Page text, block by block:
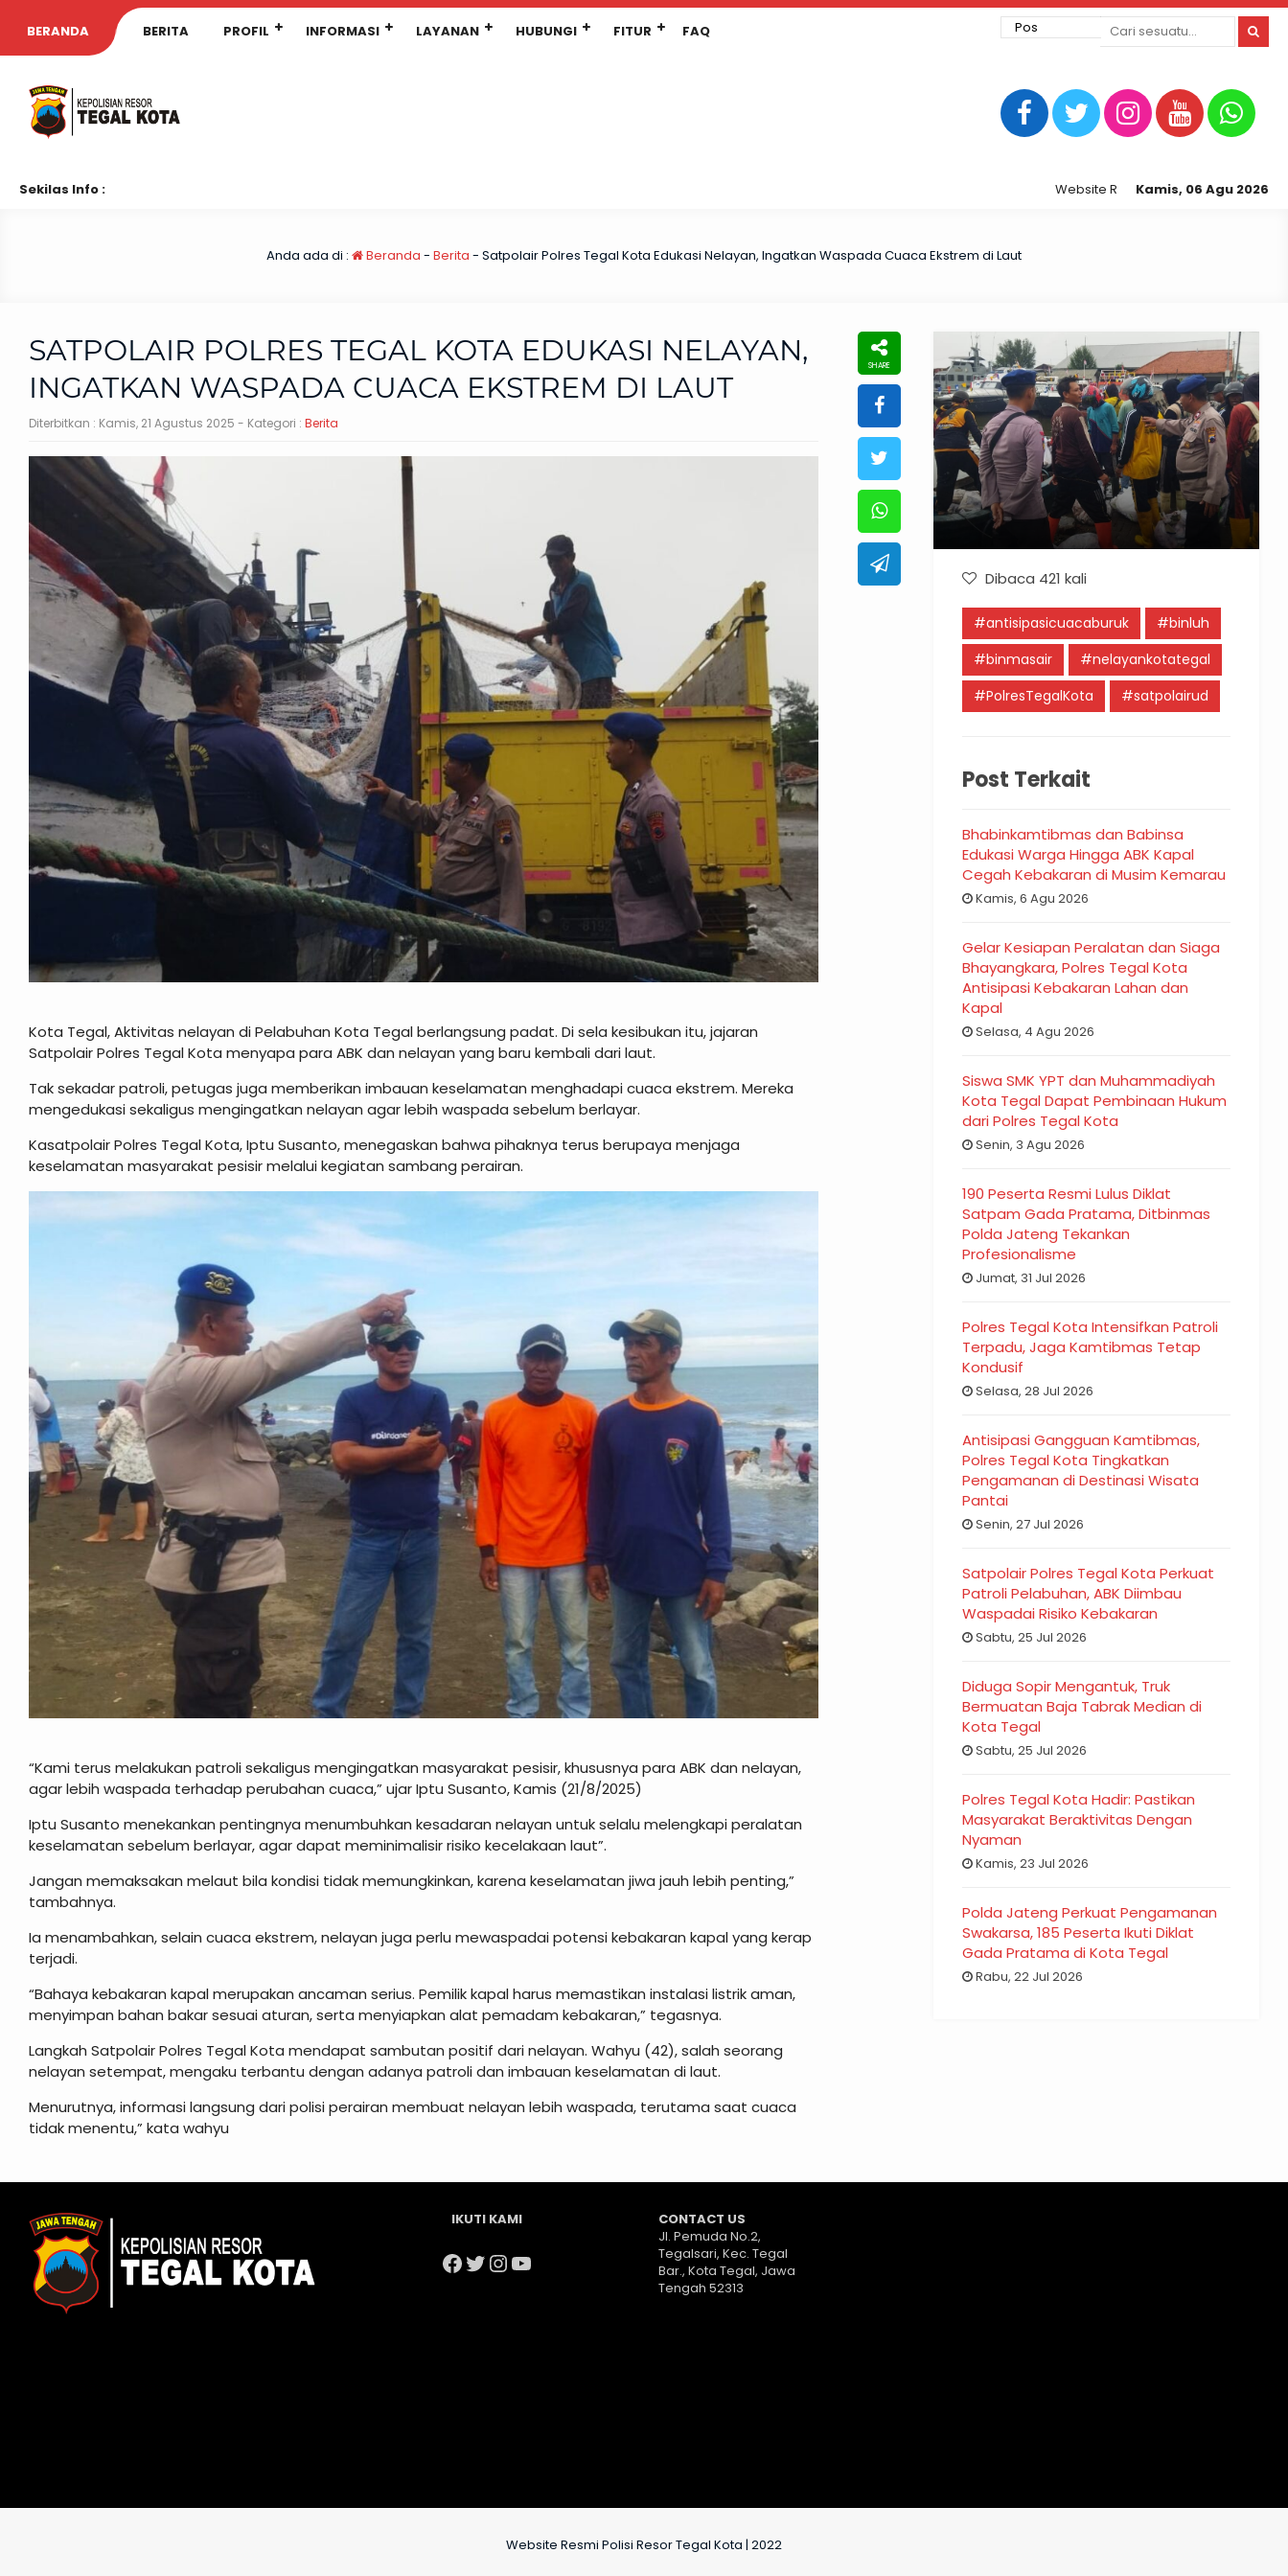
BERANDA BERITA PROFIL INFORMASI LAYANAN HUBUNGI FITUR FAQ
Sekilas Info : Kamis, 06 Agu 2026
Website Resmi Kepolisian Resor Tegal Kota
Anda ada di : Beranda - Berita - Satpolair Polres Tegal Kota Edukasi Nelayan, Ingatkan Waspada Cuaca Ekstrem di Laut
SATPOLAIR POLRES TEGAL KOTA EDUKASI NELAYAN,
INGATKAN WASPADA CUACA EKSTREM DI LAUT
Diterbitkan : Kamis, 21 Agustus 2025 - Kategori : Berita
Kota Tegal, Aktivitas nelayan di Pelabuhan Kota Tegal berlangsung padat. Di sela kesibukan itu, jajaran
Satpolair Polres Tegal Kota menyapa para ABK dan nelayan yang baru kembali dari laut.
Tak sekadar patroli, petugas juga memberikan imbauan keselamatan menghadapi cuaca ekstrem. Mereka
mengedukasi sekaligus mengingatkan nelayan agar lebih waspada sebelum berlayar.
Kasatpolair Polres Tegal Kota, Iptu Susanto, menegaskan bahwa pihaknya terus berupaya menjaga
keselamatan masyarakat pesisir melalui kegiatan sambang perairan.
“Kami terus melakukan patroli sekaligus mengingatkan masyarakat pesisir, khususnya para ABK dan nelayan,
agar lebih waspada terhadap perubahan cuaca,” ujar Iptu Susanto, Kamis (21/8/2025)
Iptu Susanto menekankan pentingnya menumbuhkan kesadaran nelayan untuk selalu melengkapi peralatan
keselamatan sebelum berlayar, agar dapat meminimalisir risiko kecelakaan laut”.
Jangan memaksakan melaut bila kondisi tidak memungkinkan, karena keselamatan jiwa jauh lebih penting,”
tambahnya.
Ia menambahkan, selain cuaca ekstrem, nelayan juga perlu mewaspadai potensi kebakaran kapal yang kerap
terjadi.
“Bahaya kebakaran kapal merupakan ancaman serius. Pemilik kapal harus memastikan instalasi listrik aman,
menyimpan bahan bakar sesuai aturan, serta menyiapkan alat pemadam kebakaran,” tegasnya.
Langkah Satpolair Polres Tegal Kota mendapat sambutan positif dari nelayan. Wahyu (42), salah seorang
nelayan setempat, mengaku terbantu dengan adanya patroli dan imbauan keselamatan di laut.
Menurutnya, informasi langsung dari polisi perairan membuat nelayan lebih waspada, terutama saat cuaca
tidak menentu,” kata wahyu
Dibaca 421 kali
#antisipasicuacaburuk
#binluh
#binmasair
#nelayankotategal
#PolresTegalKota
#satpolairud
Post Terkait
Bhabinkamtibmas dan Babinsa
Edukasi Warga Hingga ABK Kapal
Cegah Kebakaran di Musim Kemarau
Kamis, 6 Agu 2026
Gelar Kesiapan Peralatan dan Siaga
Bhayangkara, Polres Tegal Kota
Antisipasi Kebakaran Lahan dan
Kapal
Selasa, 4 Agu 2026
Siswa SMK YPT dan Muhammadiyah
Kota Tegal Dapat Pembinaan Hukum
dari Polres Tegal Kota
Senin, 3 Agu 2026
190 Peserta Resmi Lulus Diklat
Satpam Gada Pratama, Ditbinmas
Polda Jateng Tekankan
Profesionalisme
Jumat, 31 Jul 2026
Polres Tegal Kota Intensifkan Patroli
Terpadu, Jaga Kamtibmas Tetap
Kondusif
Selasa, 28 Jul 2026
Antisipasi Gangguan Kamtibmas,
Polres Tegal Kota Tingkatkan
Pengamanan di Destinasi Wisata
Pantai
Senin, 27 Jul 2026
Satpolair Polres Tegal Kota Perkuat
Patroli Pelabuhan, ABK Diimbau
Waspadai Risiko Kebakaran
Sabtu, 25 Jul 2026
Diduga Sopir Mengantuk, Truk
Bermuatan Baja Tabrak Median di
Kota Tegal
Sabtu, 25 Jul 2026
Polres Tegal Kota Hadir: Pastikan
Masyarakat Beraktivitas Dengan
Nyaman
Kamis, 23 Jul 2026
Polda Jateng Perkuat Pengamanan
Swakarsa, 185 Peserta Ikuti Diklat
Gada Pratama di Kota Tegal
Rabu, 22 Jul 2026
IKUTI KAMI
Facebook
Twitter
Instagram
YouTube
CONTACT US
Jl. Pemuda No.2,
Tegalsari, Kec. Tegal
Bar., Kota Tegal, Jawa
Tengah 52313
Website Resmi Polisi Resor Tegal Kota | 2022